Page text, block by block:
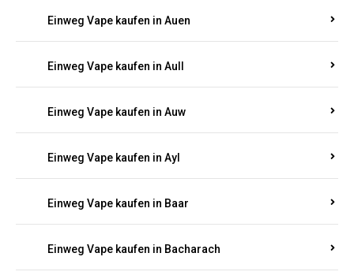
Einweg Vape kaufen in Auen
Einweg Vape kaufen in Aull
Einweg Vape kaufen in Auw
Einweg Vape kaufen in Ayl
Einweg Vape kaufen in Baar
Einweg Vape kaufen in Bacharach